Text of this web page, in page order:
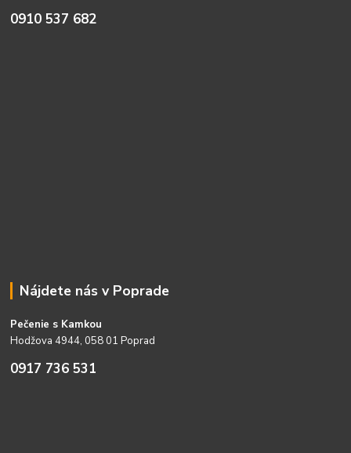
0910 537 682
Nájdete nás v Poprade
Pečenie s Kamkou
Hodžova 4944, 058 01 Poprad
0917 736 531